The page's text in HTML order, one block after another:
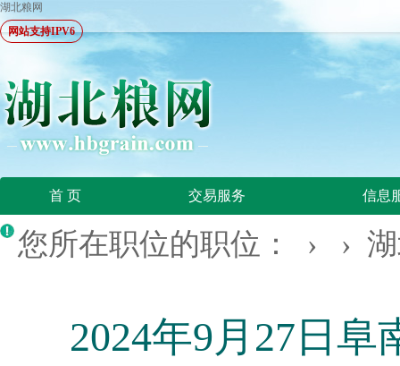
湖北粮网
网站支持IPV6
首 页 交易服务 信息
您所在职位的职位： › ›
2024年9月27日